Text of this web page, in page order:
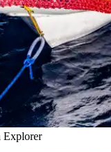
Explorer